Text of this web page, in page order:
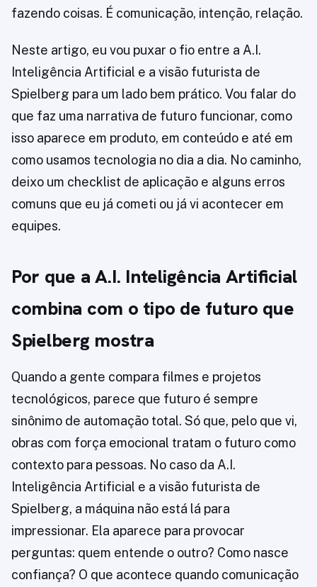
fazendo coisas. É comunicação, intenção, relação.
Neste artigo, eu vou puxar o fio entre a A.I.
Inteligência Artificial e a visão futurista de
Spielberg para um lado bem prático. Vou falar do
que faz uma narrativa de futuro funcionar, como
isso aparece em produto, em conteúdo e até em
como usamos tecnologia no dia a dia. No caminho,
deixo um checklist de aplicação e alguns erros
comuns que eu já cometi ou já vi acontecer em
equipes.
Por que a A.I. Inteligência Artificial
combina com o tipo de futuro que
Spielberg mostra
Quando a gente compara filmes e projetos
tecnológicos, parece que futuro é sempre
sinônimo de automação total. Só que, pelo que vi,
obras com força emocional tratam o futuro como
contexto para pessoas. No caso da A.I.
Inteligência Artificial e a visão futurista de
Spielberg, a máquina não está lá para
impressionar. Ela aparece para provocar
perguntas: quem entende o outro? Como nasce
confiança? O que acontece quando comunicação